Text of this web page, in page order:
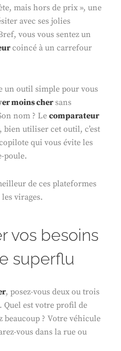
mais hors de prix », une
avec ses jolies
vous vous sentez un
coincé à un carrefour
un outil simple pour vous
moins chersans
nom ? Le comparateur
bien utiliser cet outil, c’est
qui vous évite les
poule.
de ces plateformes
virages.
vos besoins
superflu
, posez-vous deux ou trois
Quel est votre profil de
beaucoup ? Votre véhicule
vous dans la rue ou